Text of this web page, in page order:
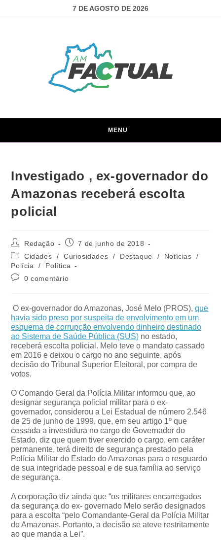
7 DE AGOSTO DE 2026
MENU
Investigado , ex-governador do
Amazonas receberá escolta
policial
Redação
7 de junho de 2018
Cidades
/ Curiosidades / Destaque / Notícias
/
Polícia
/
Política
0 comentário
O ex-governador do Amazonas, José Melo (PROS),que
havia sido preso por suspeita de envolvimento em um
esquema de corrupção envolvendo dinheiro destinado
ao Sistema de Saúde Pública (SUS) no estado,
receberá escolta policial. Melo teve o mandato cassado
em 2016 e deixou o cargo no ano seguinte, após
decisão do Tribunal Superior Eleitoral, por compra de
votos.
O Comando Geral da Polícia Militar informou que, ao
designar segurança policial militar para o ex-
governador, considerou a Lei Estadual de número 2.546
de 25 de junho de 1999, que, em seu artigo 1º que
cessada a investidura no cargo de Governador do
Estado, diz que quem tiver exercido o cargo, em caráter
permanente, terá direito de segurança prestado pela
Polícia Militar do Estado do Amazonas para o resguardo
de sua integridade pessoal e de sua família ao serviço
de segurança.
A corporação diz ainda que “os militares encarregados
da segurança do ex- governado Melo serão designados
para a escolta “pelo Comandante-Geral da Polícia Militar
do Amazonas. Portanto, a decisão se ateve restritamente
ao que manda a Lei”.